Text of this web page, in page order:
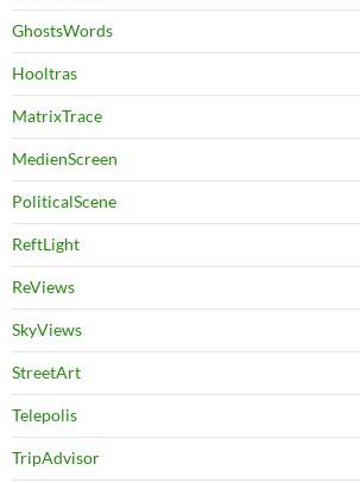
GhostsWords
Hooltras
MatrixTrace
MedienScreen
PoliticalScene
ReftLight
ReViews
SkyViews
StreetArt
Telepolis
TripAdvisor